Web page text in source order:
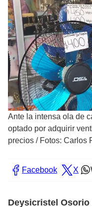
Ante la intensa ola de
optado por adquirir
precios / Fotos: Carlos
Facebook X
Deysicristel Osorio